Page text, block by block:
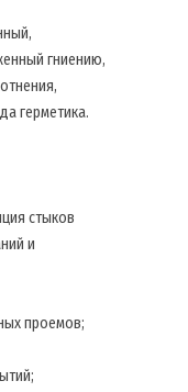
гниению,
герметика.
стыков
и
проемов;